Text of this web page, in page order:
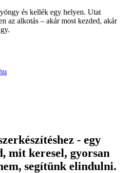
és kellék egy helyen. Utat
az alkotás – akár most kezded, akár
- egy
mit keresel, gyorsan
segítünk elindulni.